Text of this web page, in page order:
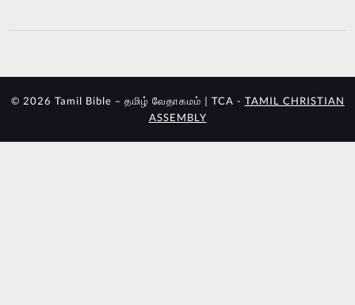
© 2026 Tamil Bible – தமிழ் வேதாகமம் | TCA - TAMIL CHRISTIAN
ASSEMBLY